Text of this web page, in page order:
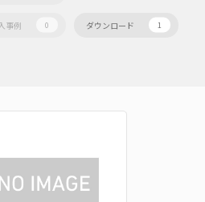
事例 0 ダウンロード 1